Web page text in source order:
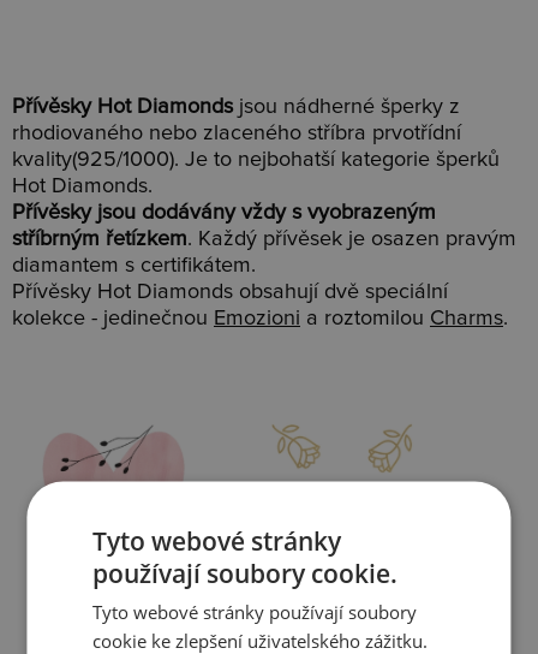
Přívěsky Hot Diamonds jsou nádherné šperky z
rhodiovaného nebo zlaceného stříbra prvotřídní
kvality(925/1000). Je to nejbohatší kategorie šperků
Hot Diamonds.
Přívěsky jsou dodávány vždy s vyobrazeným
stříbrným řetízkem. Každý přívěsek je osazen pravým
diamantem s certifikátem.
Přívěsky Hot Diamonds obsahují dvě speciální
kolekce - jedinečnou Emozioni a roztomilou Charms.
Slevy
Zjistit více
Doprava
Zjistit více
Tyto webové stránky
používají soubory cookie.
Tyto webové stránky používají soubory
cookie ke zlepšení uživatelského zážitku.